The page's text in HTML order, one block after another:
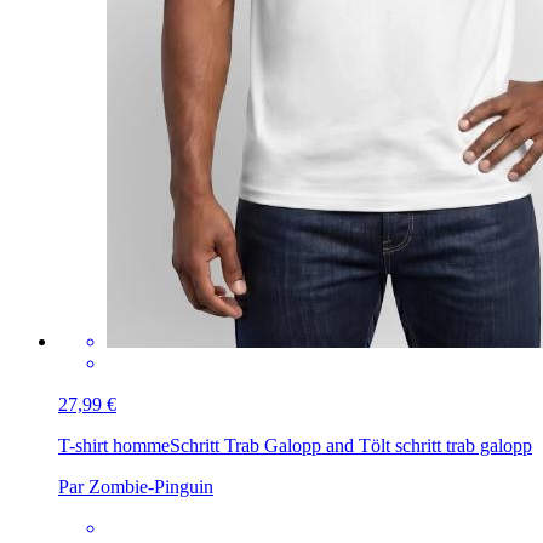
27,99 €
T-shirt hommeSchritt Trab Galopp and Tölt schritt trab galopp
Par Zombie-Pinguin